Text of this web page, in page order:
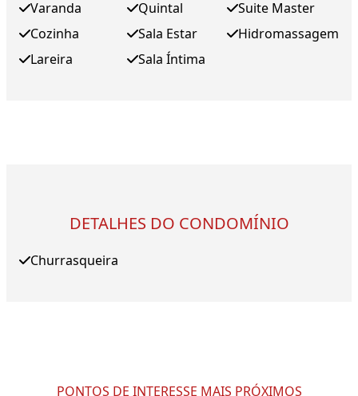
Varanda
Cozinha
Lareira
Quintal
Sala Estar
Sala Íntima
Suite Master
Hidromassagem
DETALHES DO CONDOMÍNIO
Churrasqueira
PONTOS DE INTERESSE MAIS PRÓXIMOS